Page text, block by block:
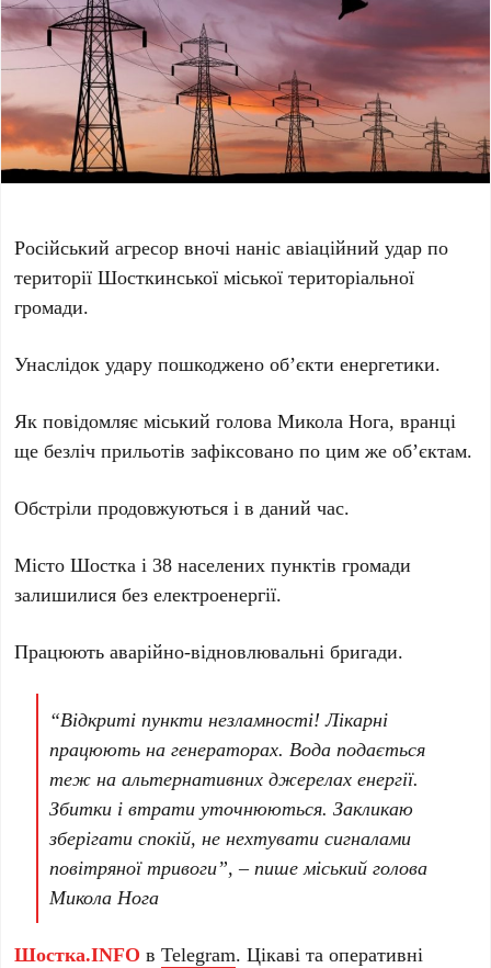
Російський агресор вночі наніс авіаційний удар по
території Шосткинської міської територіальної
громади.
Унаслідок удару пошкоджено обʼєкти енергетики.
Як повідомляє міський голова Микола Нога, вранці
ще безліч прильотів зафіксовано по цим же об’єктам.
Обстріли продовжуються і в даний час.
Місто Шостка і 38 населених пунктів громади
залишилися без електроенергії.
Працюють аварійно-відновлювальні бригади.
“Відкриті пункти незламності! Лікарні
працюють на генераторах. Вода подається
теж на альтернативних джерелах енергії.
Збитки і втрати уточнюються. Закликаю
зберігати спокій, не нехтувати сигналами
повітряної тривоги”, – пише міський голова
Микола Нога
Шостка.INFO вTelegram. Цікаві та оперативні